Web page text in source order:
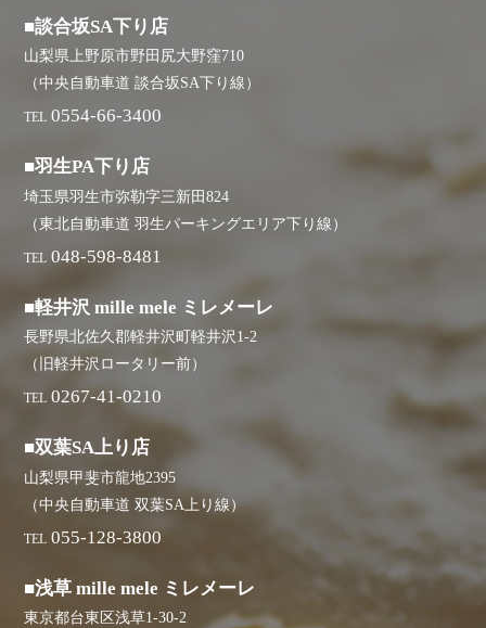
■談合坂SA下り店
山梨県上野原市野田尻大野窪710
（中央自動車道 談合坂SA下り線）
TEL 0554-66-3400
■羽生PA下り店
埼玉県羽生市弥勒字三新田824
（東北自動車道 羽生パーキングエリア下り線）
TEL 048-598-8481
■軽井沢 mille mele ミレメーレ
長野県北佐久郡軽井沢町軽井沢1-2
（旧軽井沢ロータリー前）
TEL 0267-41-0210
■双葉SA上り店
山梨県甲斐市龍地2395
（中央自動車道 双葉SA上り線）
TEL 055-128-3800
■浅草 mille mele ミレメーレ
東京都台東区浅草1-30-2